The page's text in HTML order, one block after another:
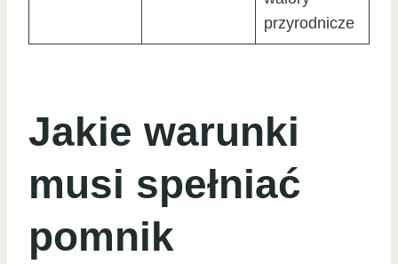
przyrodnicze
Jakie warunki
musi spełniać
pomnik